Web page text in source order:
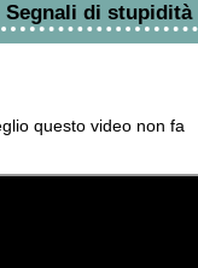
Segnali di stupidità
questo video non fa